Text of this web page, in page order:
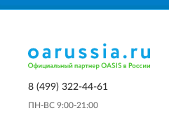
8 (499) 322-44-61
ПН-ВС 9:00-21:00